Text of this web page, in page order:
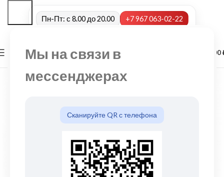
Мы на связи в
мессенджерах
Сканируйте QR с телефона
Пн-Пт: с 8.00 до 20.00 +7 967 063-02-22
МЕНЮ 0,00